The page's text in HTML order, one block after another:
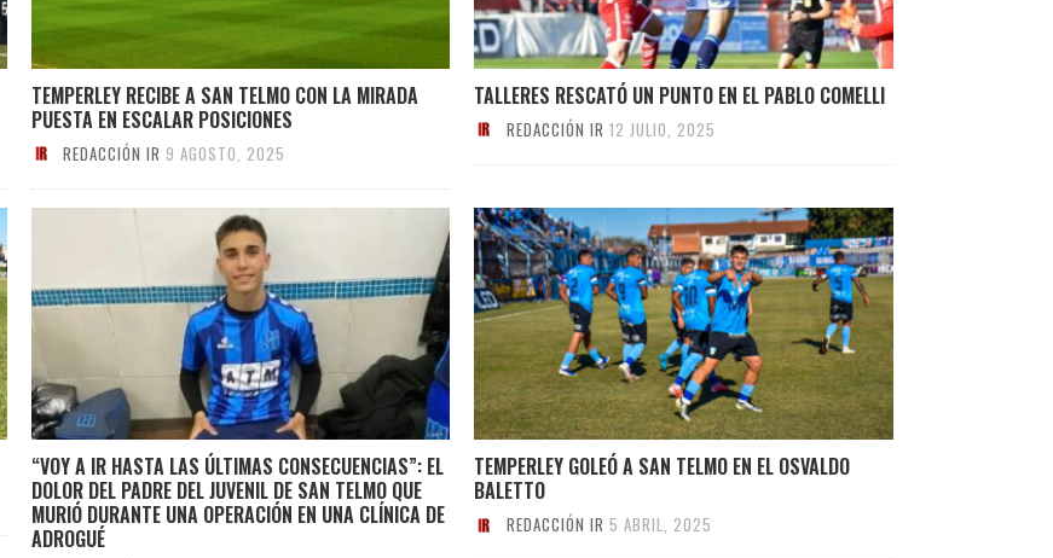
TEMPERLEY RECIBE A SAN TELMO CON LA MIRADA
PUESTA EN ESCALAR POSICIONES
REDACCIÓN IR 9 AGOSTO, 2025
TALLERES RESCATÓ UN PUNTO EN EL PABLO COMELLI
REDACCIÓN IR 12 JULIO, 2025
“VOY A IR HASTA LAS ÚLTIMAS CONSECUENCIAS”: EL
DOLOR DEL PADRE DEL JUVENIL DE SAN TELMO QUE
MURIÓ DURANTE UNA OPERACIÓN EN UNA CLÍNICA DE
ADROGUÉ
TEMPERLEY GOLEÓ A SAN TELMO EN EL OSVALDO
BALETTO
REDACCIÓN IR 5 ABRIL, 2025